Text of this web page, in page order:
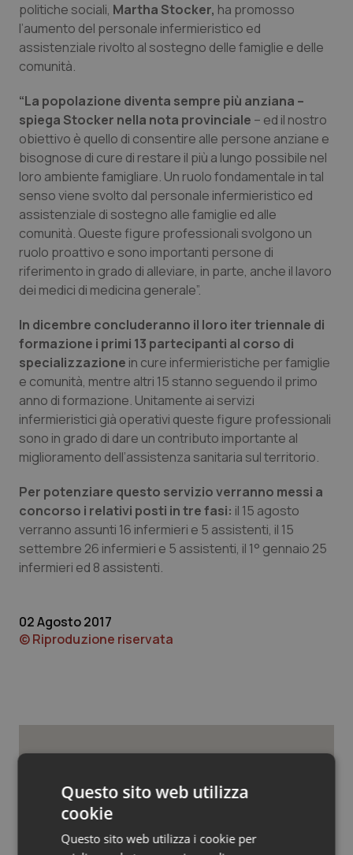
Liguria
Lombardia
Marche
Molise
Piemonte
Provincia Autonoma di Bolzano
Provincia Autonoma di Trento
Puglia
Sardegna
Sicilia
Toscana
Umbria
Valle D’Aosta
Veneto
Disturbi dell’umore
Dolore
Donna & Salute
Epatiti
HIV
Infezioni & Febbre
Ipertensione & Scompenso
Malattie rare
Malattia di Crohn & Rettocolite Ulcerosa
Neuroscienze & patologie neurodegenerative
Obesità
Oftalmologia
Oncodermatologia
Oncoematologia
Psoriasi & pelle
Quotidiano Oncologia
Quotidiano Pediatria
Rene & patologie urogenitali
politiche sociali, Martha Stocker, ha promosso
l’aumento del personale infermieristico ed
assistenziale rivolto al sostegno delle famiglie e delle
comunità.
“La popolazione diventa sempre più anziana –
spiega Stocker nella nota provinciale – ed il nostro
obiettivo è quello di consentire alle persone anziane e
bisognose di cure di restare il più a lungo possibile nel
loro ambiente famigliare. Un ruolo fondamentale in tal
senso viene svolto dal personale infermieristico ed
assistenziale di sostegno alle famiglie ed alle
comunità. Queste figure professionali svolgono un
ruolo proattivo e sono importanti persone di
riferimento in grado di alleviare, in parte, anche il lavoro
dei medici di medicina generale”.
In dicembre concluderanno il loro iter triennale di
formazione i primi 13 partecipanti al corso di
specializzazione in cure infermieristiche per famiglie
e comunità, mentre altri 15 stanno seguendo il primo
anno di formazione. Unitamente ai servizi
infermieristici già operativi queste figure professionali
sono in grado di dare un contributo importante al
miglioramento dell’assistenza sanitaria sul territorio.
Per potenziare questo servizio verranno messi a
concorso i relativi posti in tre fasi: il 15 agosto
verranno assunti 16 infermieri e 5 assistenti, il 15
settembre 26 infermieri e 5 assistenti, il 1° gennaio 25
infermieri ed 8 assistenti.
02 Agosto 2017
© Riproduzione riservata
Provincia Autonoma di
Trento
Questo sito web utilizza
cookie
Questo sito web utilizza i cookie per